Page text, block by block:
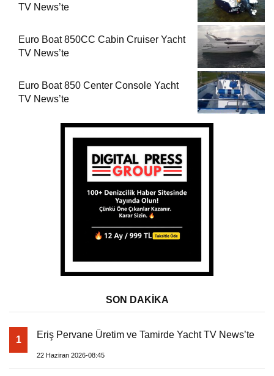
TV News’te
Euro Boat 850CC Cabin Cruiser Yacht
TV News’te
Euro Boat 850 Center Console Yacht
TV News’te
SON DAKİKA
1 Eriş Pervane Üretim ve Tamirde Yacht TV News’te
22 Haziran 2026-08:45